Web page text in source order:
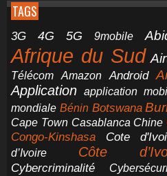
TAGS
3G 4G 5G 9mobile
Afrique du Sud
Télécom
Amazon Android
Application application
mondiale Bénin Botswana
Cape Town Casablanca Chine
Congo-Kinshasa Cote
d’Ivoire
Côte
Cybercriminalité